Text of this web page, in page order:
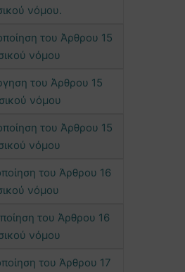
νόμου.
του Άρθρου 15
νόμου
του Άρθρου 15
νόμου
του Άρθρου 15
νόμου
του Άρθρου 16
νόμου
του Άρθρου 16
νόμου
του Άρθρου 17